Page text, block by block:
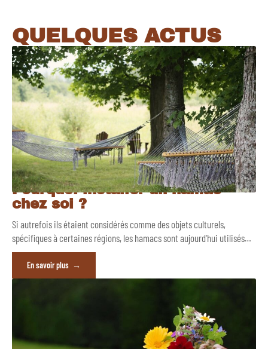
QUELQUES ACTUS
Pourquoi installer un hamac
chez soi ?
Si autrefois ils étaient considérés comme des objets culturels,
spécifiques à certaines régions, les hamacs sont aujourd'hui utilisés…
En savoir plus